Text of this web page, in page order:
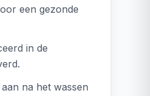
een gezonde
in de
na het wassen